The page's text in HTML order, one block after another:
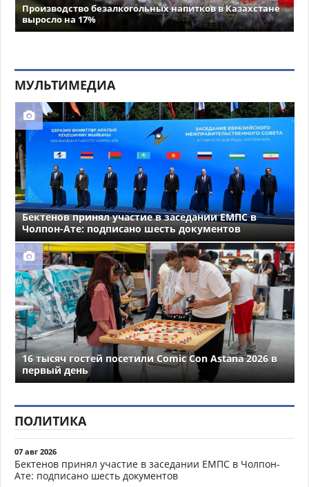
Производство безалкогольных напитков в Казахстане
выросло на 17%
МУЛЬТИМЕДИА
Бектенов принял участие в заседании ЕМПС в
Чолпон-Ате: подписано шесть документов
16 тысяч гостей посетили Comic Con Astana 2026 в
первый день
ПОЛИТИКА
07 авг 2026
Бектенов принял участие в заседании ЕМПС в Чолпон-
Ате: подписано шесть документов